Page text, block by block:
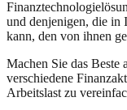
und denjenigen, die in
kann, den von ihnen
Machen Sie das
verschiedene
Arbeitslast zu